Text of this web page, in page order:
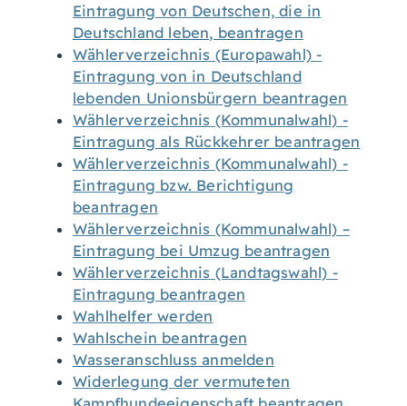
Eintragung von Deutschen, die in
Deutschland leben, beantragen
Wählerverzeichnis (Europawahl) -
Eintragung von in Deutschland
lebenden Unionsbürgern beantragen
Wählerverzeichnis (Kommunalwahl) -
Eintragung als Rückkehrer beantragen
Wählerverzeichnis (Kommunalwahl) -
Eintragung bzw. Berichtigung
beantragen
Wählerverzeichnis (Kommunalwahl) –
Eintragung bei Umzug beantragen
Wählerverzeichnis (Landtagswahl) -
Eintragung beantragen
Wahlhelfer werden
Wahlschein beantragen
Wasseranschluss anmelden
Widerlegung der vermuteten